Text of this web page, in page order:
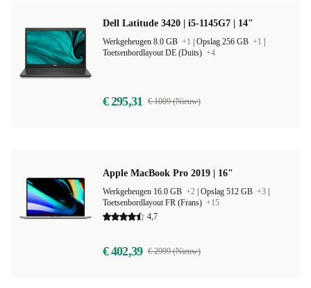
Dell Latitude 3420 | i5-1145G7 | 14"
Werkgeheugen 8.0 GB +1 Opslag 256 GB +1
Toetsenbordlayout DE (Duits) +4
€ 295,31 € 1009 (Nieuw)
Apple MacBook Pro 2019 | 16"
Werkgeheugen 16.0 GB +2 Opslag 512 GB +3
Toetsenbordlayout FR (Frans) +15
4,7
€ 402,39 € 2999 (Nieuw)